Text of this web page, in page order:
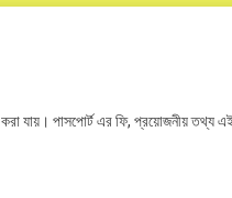
যায়। পাসপোর্ট এর ফি, প্রয়োজনীয় তথ্য